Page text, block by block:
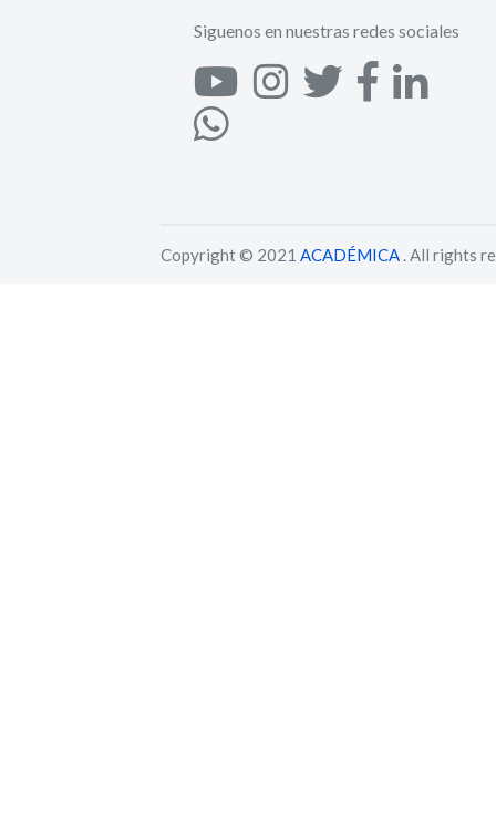
Siguenos en nuestras redes sociales
Copyright © 2021 ACADÉMICA . All rights